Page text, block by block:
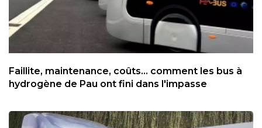
Faillite, maintenance, coûts... comment les bus à
hydrogène de Pau ont fini dans l'impasse